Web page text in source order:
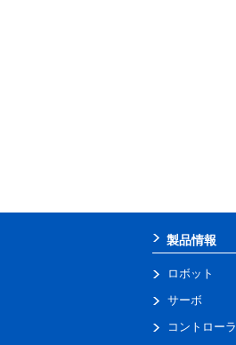
製品情報
ロボット
サーボ
コントローラ